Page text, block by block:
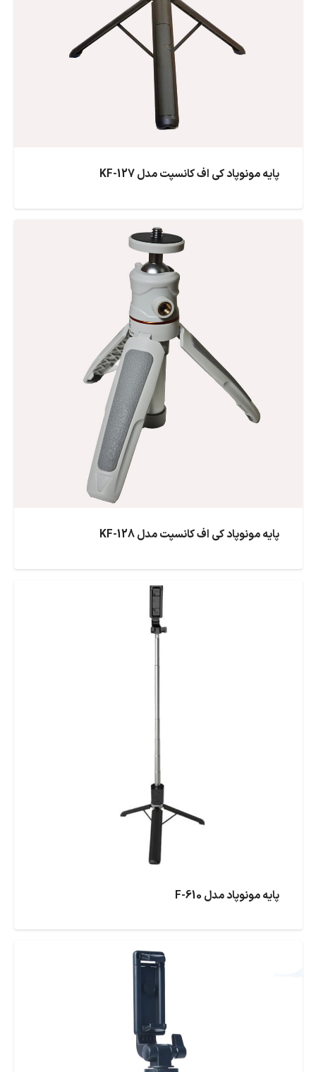
پایه مونوپاد کی اف کانسپت مدل KF-127
پایه مونوپاد کی اف کانسپت مدل KF-128
پایه مونوپاد مدل F-610